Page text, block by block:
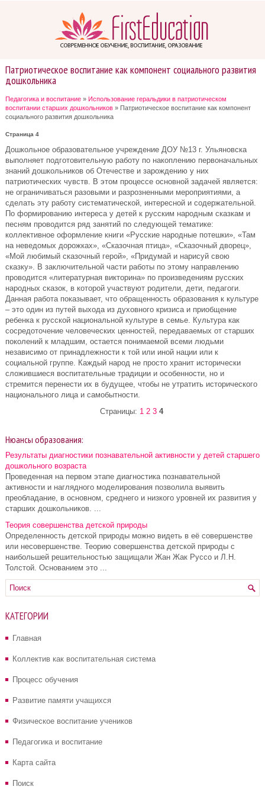
Патриотическое воспитание как компонент социального развития
дошкольника
Педагогика и воспитание » Использование геральдики в патриотическом
воспитании старших дошкольников » Патриотическое воспитание как компонент
социального развития дошкольника
Страница 4
Дошкольное образовательное учреждение ДОУ №13 г. Ульяновска
выполняет подготовительную работу по накоплению первоначальных
знаний дошкольников об Отечестве и зарождению у них
патриотических чувств. В этом процессе основной задачей является:
не ограничиваться разовыми и разрозненными мероприятиями, а
сделать эту работу систематической, интересной и содержательной.
По формированию интереса у детей к русским народным сказкам и
песням проводится ряд занятий по следующей тематике:
коллективное оформление книги «Русские народные потешки», «Там
на неведомых дорожках», «Сказочная птица», «Сказочный дворец»,
«Мой любимый сказочный герой», «Придумай и нарисуй свою
сказку». В заключительной части работы по этому направлению
проводится «литературная викторина» по произведениям русских
народных сказок, в которой участвуют родители, дети, педагоги.
Данная работа показывает, что обращенность образования к культуре
– это один из путей выхода из духовного кризиса и приобщение
ребенка к русской национальной культуре в семье. Культура как
сосредоточение человеческих ценностей, передаваемых от старших
поколений к младшим, остается понимаемой всеми людьми
независимо от принадлежности к той или иной нации или к
социальной группе. Каждый народ не просто хранит исторически
сложившиеся воспитательные традиции и особенности, но и
стремится перенести их в будущее, чтобы не утратить исторического
национального лица и самобытности.
Страницы: 1 2 3 4
Нюансы образования:
Результаты диагностики познавательной активности у детей старшего
дошкольного возраста
Проведенная на первом этапе диагностика познавательной
активности и наглядного моделирования позволила выявить
преобладание, в основном, среднего и низкого уровней их развития у
старших дошкольников. ...
Теория совершенства детской природы
Определенность детской природы можно видеть в её совершенстве
или несовершенстве. Теорию совершенства детской природы с
наибольшей решительностью защищали Жан Жак Руссо и Л.Н.
Толстой. Основанием это ...
КАТЕГОРИИ
Главная
Коллектив как воспитательная система
Процесс обучения
Развитие памяти учащихся
Физическое воспитание учеников
Педагогика и воспитание
Карта сайта
Поиск